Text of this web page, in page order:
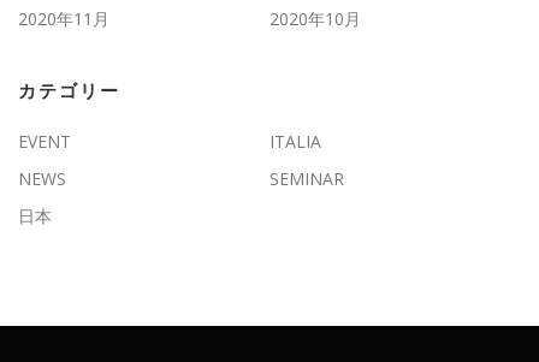
2020年11月
2020年10月
カテゴリー
EVENT
ITALIA
NEWS
SEMINAR
日本